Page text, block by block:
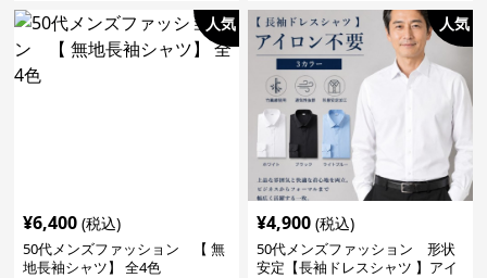
人気
¥6,400 (税込)
50代メンズファッション 【 無
地長袖シャツ】 全4色
人気
¥4,900 (税込)
50代メンズファッション 形状
安定【長袖ドレスシャツ 】アイ